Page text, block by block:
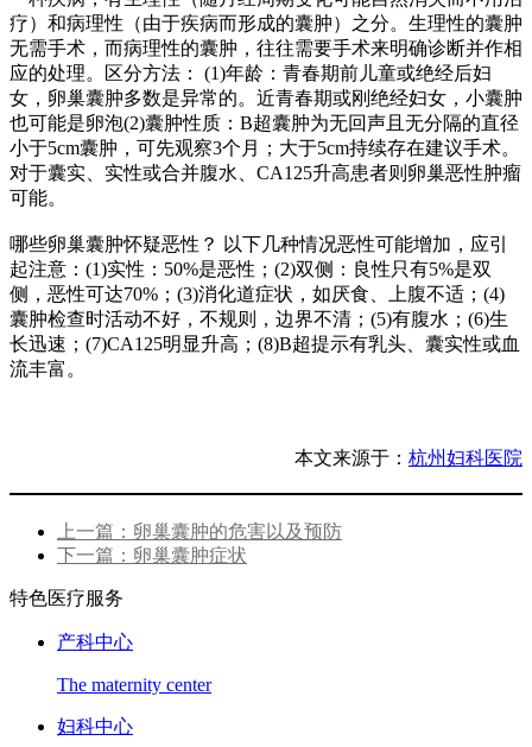
疗）和病理性（由于疾病而形成的囊肿）之分。生理性的囊肿
无需手术，而病理性的囊肿，往往需要手术来明确诊断并作相
应的处理。区分方法： (1)年龄：青春期前儿童或绝经后妇
女，卵巢囊肿多数是异常的。近青春期或刚绝经妇女，小囊肿
也可能是卵泡(2)囊肿性质：B超囊肿为无回声且无分隔的直径
小于5cm囊肿，可先观察3个月；大于5cm持续存在建议手术。
对于囊实、实性或合并腹水、CA125升高患者则卵巢恶性肿瘤
可能。
哪些卵巢囊肿怀疑恶性？ 以下几种情况恶性可能增加，应引
起注意：(1)实性：50%是恶性；(2)双侧：良性只有5%是双
侧，恶性可达70%；(3)消化道症状，如厌食、上腹不适；(4)
囊肿检查时活动不好，不规则，边界不清；(5)有腹水；(6)生
长迅速；(7)CA125明显升高；(8)B超提示有乳头、囊实性或血
流丰富。
本文来源于： 杭州妇科医院
上一篇：卵巢囊肿的危害以及预防
下一篇：卵巢囊肿症状
特色医疗服务
产科中心
The maternity center
妇科中心